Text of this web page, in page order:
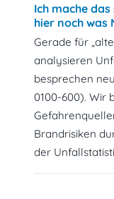
Ich mache
hier noch was
Gerade für
analysieren
besprechen
0100-600). Wir
Brandrisiken
der